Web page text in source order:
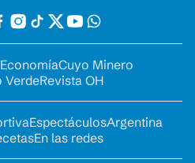
EconomíaCuyo Minero
VerdeRevista OH
EspectáculosArgentina
En las redes